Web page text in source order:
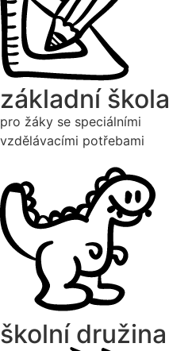
základní škola
pro žáky se speciálními
vzdělávacími potřebami
školní družina